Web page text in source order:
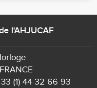
l'AHJUCAF
(1) 44 32 66 93